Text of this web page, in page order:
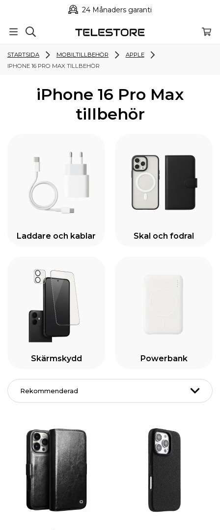
24 Månaders garanti
STARTSIDA MOBILTILLBEHÖR
APPLE
IPHONE 16 PRO MAX TILLBEHÖR
iPhone 16 Pro Max
tillbehör
Laddare och kablar Skal och fodral
Skärmskydd Powerbank